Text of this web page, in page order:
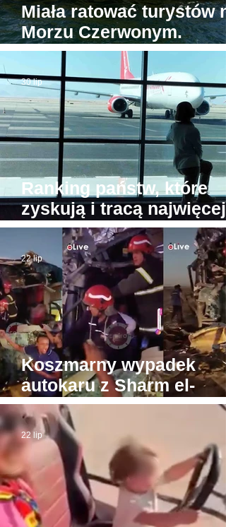
Miała ratować turystów
Morzu Czerwonym.
Tymczasem jedyna
egipska karetka wodna...
stoi w porcie
Ranking państw, które
zyskują i tracą najwięcej
turystów. Na przeciwnych
biegunach Egipt i
30 lip
Koszmarny wypadek
autokaru z Sharm el-
Sheikh do Gizy. Turyści
byli w drodze do Piramid
22 lip
22 lip